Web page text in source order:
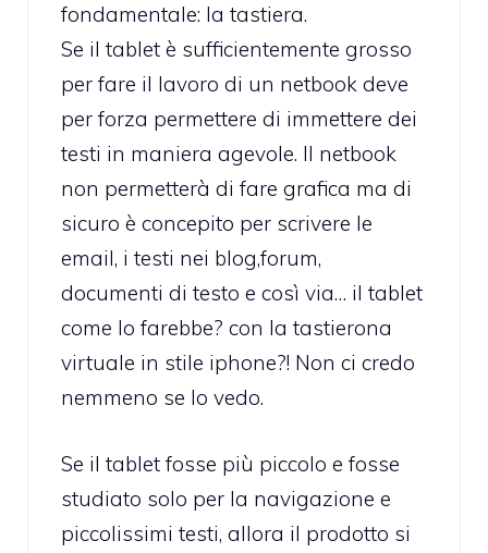
fondamentale: la tastiera.
Se il tablet è sufficientemente grosso
per fare il lavoro di un netbook deve
per forza permettere di immettere dei
testi in maniera agevole. Il netbook
non permetterà di fare grafica ma di
sicuro è concepito per scrivere le
email, i testi nei blog,forum,
documenti di testo e così via… il tablet
come lo farebbe? con la tastierona
virtuale in stile iphone?! Non ci credo
nemmeno se lo vedo.
Se il tablet fosse più piccolo e fosse
studiato solo per la navigazione e
piccolissimi testi, allora il prodotto si